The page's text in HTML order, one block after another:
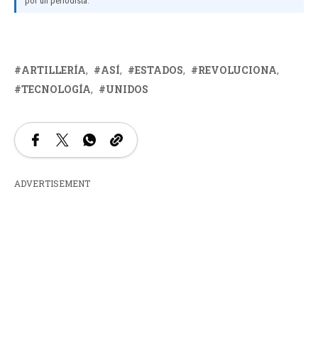
ARTILLERÍA ASÍ ESTADOS
REVOLUCIONA
TECNOLOGÍA
UNIDOS
ADVERTISEMENT